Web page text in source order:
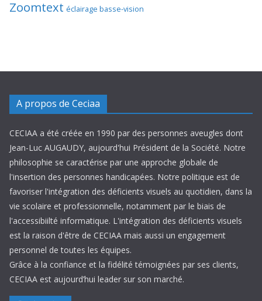
Zoomtext éclairage basse-vision
A propos de Ceciaa
CECIAA a été créée en 1990 par des personnes aveugles dont
Jean-Luc AUGAUDY, aujourd'hui Président de la Société. Notre
philosophie se caractérise par une approche globale de
l'insertion des personnes handicapées. Notre politique est de
favoriser l'intégration des déficients visuels au quotidien, dans la
vie scolaire et professionnelle, notamment par le biais de
l'accessibiilté informatique. L'intégration des déficients visuels
est la raison d'être de CECIAA mais aussi un engagement
personnel de toutes les équipes.
Grâce à la confiance et la fidélité témoignées par ses clients,
CECIAA est aujourd’hui leader sur son marché.